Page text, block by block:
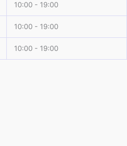
10:00 - 19:00
10:00 - 19:00
10:00 - 19:00